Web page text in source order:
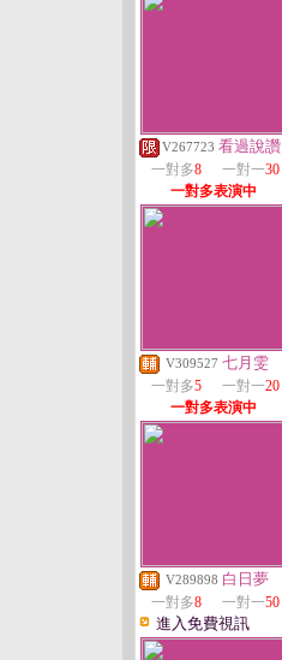
V267723 看過說讚
一對多8 一對一30
一對多表演中
V309527 七月雯
一對多5 一對一20
一對多表演中
V289898 白日夢
一對多8 一對一50
進入免費視訊